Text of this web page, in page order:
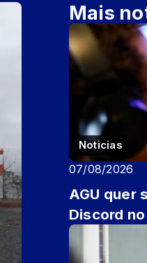
Mais
Noticias
07/08/2026
AGU quer
Discord